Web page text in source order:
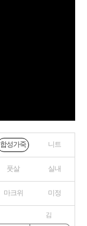
합성가죽 니트
풋살 실내
마크위 미정
김